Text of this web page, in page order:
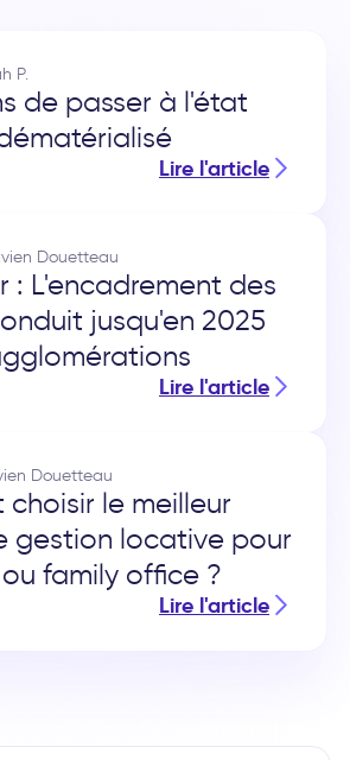
P.
de passer à l'état
Lire l'article
Douetteau
: L'encadrement des
jusqu'en 2025
Lire l'article
Douetteau
le meilleur
gestion locative pour
family office ?
Lire l'article